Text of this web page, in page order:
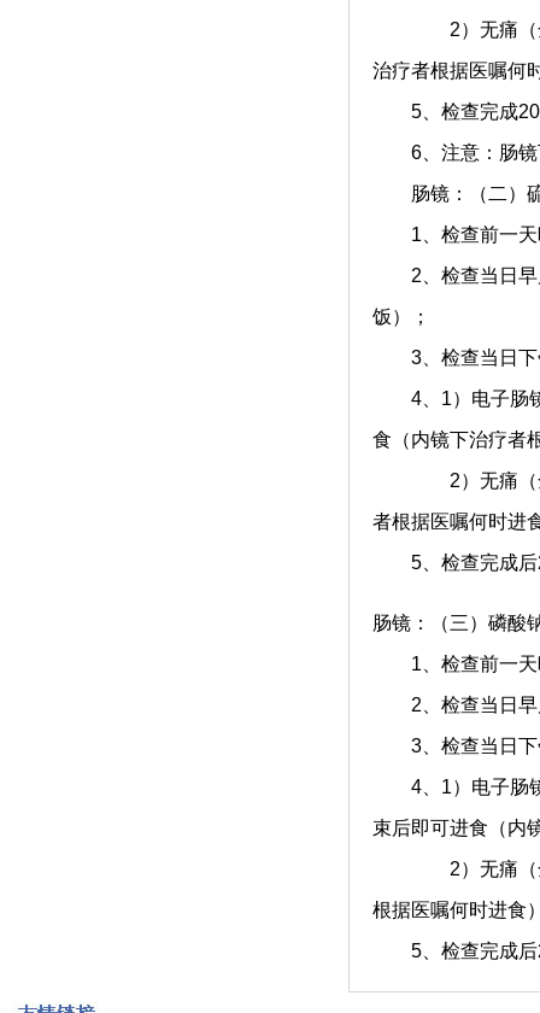
2）无痛（全麻
治疗者根据医嘱何
5、检查完成20
6、注意：肠镜
肠镜：（二）硫
1、检查前一天
2、检查当日早晨
饭）；
3、检查当日下午
4、1）电子肠镜
食（内镜下治疗者
2）无痛（全麻
者根据医嘱何时进
5、检查完成后
肠镜：（三）磷酸
1、检查前一天
2、检查当日早晨
3、检查当日下午
4、1）电子肠镜
束后即可进食（内
2）无痛（全麻
根据医嘱何时进食
5、检查完成后